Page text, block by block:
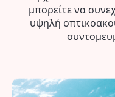
μπορείτε να
υψηλή